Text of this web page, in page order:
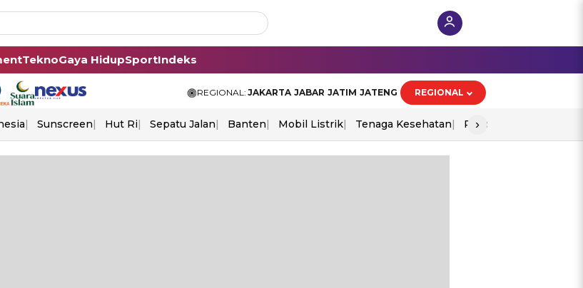
TeknoGaya HidupSportIndeks
REGIONAL: JAKARTA JABAR JATIM JATENG REGIONAL
Sunscreen Hut Ri Sepatu Jalan Banten Mobil Listrik Tenaga Kesehatan Piala Aff 2026
›